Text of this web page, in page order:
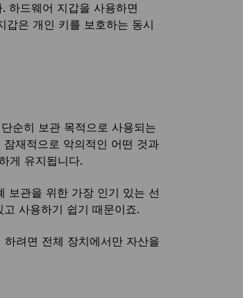
하드웨어 지갑을 사용하면
은 개인 키를 보호하는 동시
순히 보관 목적으로 사용되는
재적으로 악의적인 어떤 것과
게 유지됩니다.
보관을 위한 가장 인기 있는 선
사용하기 쉽기 때문이죠.
려면 전체 장치에서만 자산을